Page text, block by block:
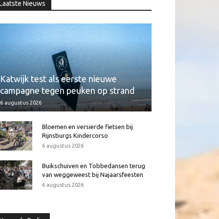
Nieuws
Katwijk test als eerste nieuwe
campagne tegen peuken op strand
6 augustus 2026
Bloemen en versierde fietsen bij
Rijnsburgs Kindercorso
6 augustus 2026
Buikschuiven en Tobbedansen terug
van weggeweest bij Najaarsfeesten
6 augustus 2026